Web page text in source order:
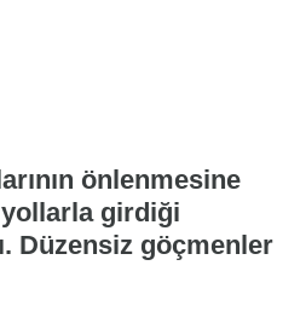
önlenmesine
yollarla girdiği
Düzensiz göçmenler